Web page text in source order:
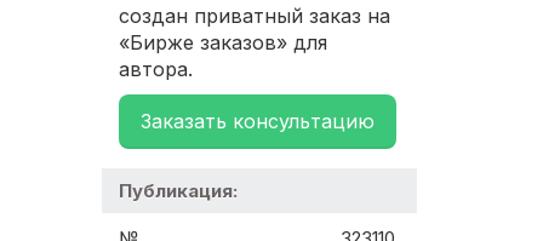
создан приватный заказ на
«Бирже заказов» для
автора.
Заказать консультацию
Публикация: